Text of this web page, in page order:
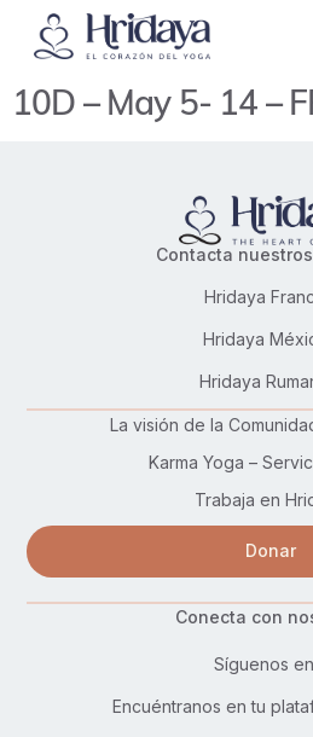
10D – May 5- 14 –
Contacta
Hridaya
Hridaya
Hridaya
La visión de la
Karma Yoga –
Trabaja en
Donar
Conecta con
Síguenos
Encuéntranos en tu